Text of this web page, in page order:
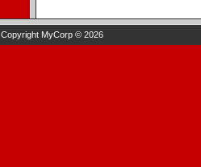
Copyright MyCorp © 2026